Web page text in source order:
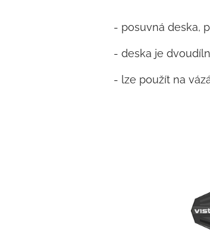
- posuvná deska,
- deska je
- lze použít na